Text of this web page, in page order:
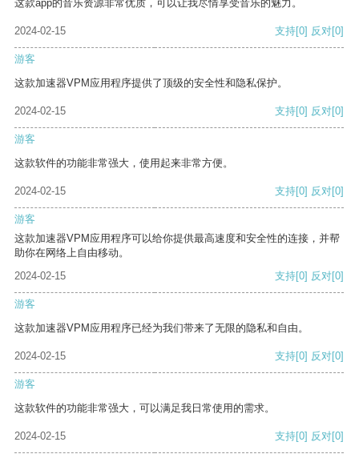
这款app的音乐资源非常优质，可以让我尽情享受音乐的魅力。
2024-02-15 支持[0] 反对[0]
游客
这款加速器VPM应用程序提供了顶级的安全性和隐私保护。
2024-02-15 支持[0] 反对[0]
游客
这款软件的功能非常强大，使用起来非常方便。
2024-02-15 支持[0] 反对[0]
游客
这款加速器VPM应用程序可以给你提供最高速度和安全性的连接，并帮
助你在网络上自由移动。
2024-02-15
支持[0] 反对[0]
游客
这款加速器VPM应用程序已经为我们带来了无限的隐私和自由。
2024-02-15 支持[0] 反对[0]
游客
这款软件的功能非常强大，可以满足我日常使用的需求。
2024-02-15 支持[0] 反对[0]